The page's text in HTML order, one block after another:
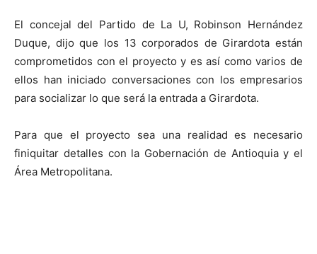
El concejal del Partido de La U, Robinson Hernández
Duque, dijo que los 13 corporados de Girardota están
comprometidos con el proyecto y es así como varios de
ellos han iniciado conversaciones con los empresarios
para socializar lo que será la entrada a Girardota.
Para que el proyecto sea una realidad es necesario
finiquitar detalles con la Gobernación de Antioquia y el
Área Metropolitana.